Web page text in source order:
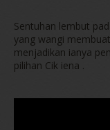
Sentuhan lembut
yang wangi
menjadikan ianya
pilihan Cik iena .